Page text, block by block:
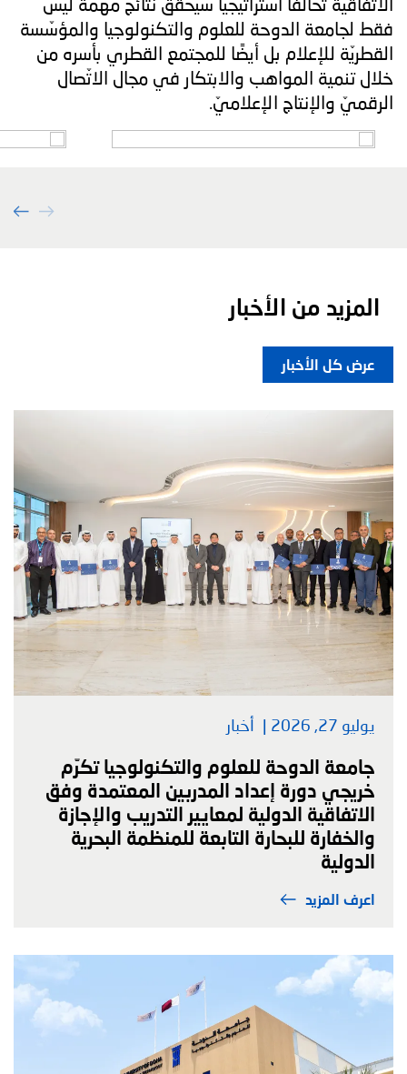
فقط لجامعة الدوحة للعلوم والتكنولوجيا والمؤسّسة
القطريّة للإعلام بل أيضًا للمجتمع القطري بأسره من
خلال تنمية المواهب والابتكار في مجال الاتّصال
الرقميّ والإنتاج الإعلاميّ.
المزيد من الأخبار
عرض كل الأخبار
يوليو 27, 2026 أخبار
جامعة الدوحة للعلوم والتكنولوجيا تكرّم
خريجي دورة إعداد المدربين المعتمدة وفق
الاتفاقية الدولية لمعايير التدريب والإجازة
والخفارة للبحارة التابعة للمنظمة البحرية
الدولية
اعرف المزيد